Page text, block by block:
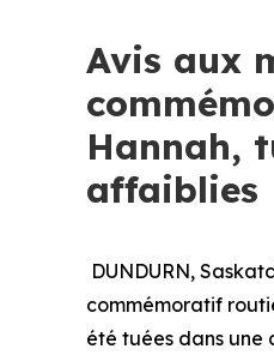
Avis aux
Hannah,
affaiblies
DUNDURN,
commémoratif
été tuées dans